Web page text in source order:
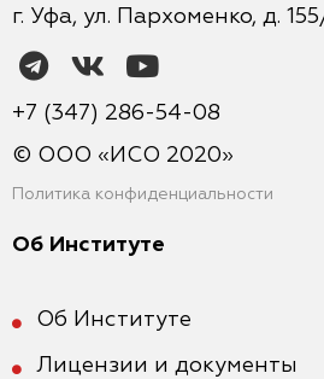
г. Уфа, ул. Пархоменко, д.
+7 (347) 286-54-08
© ООО «ИСО 2020»
Политика конфиденциальности
Об Институте
Об Институте
Лицензии и документы